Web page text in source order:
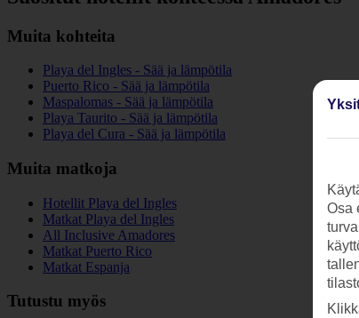
Muita kohteita
Playa del Ingles - Sää ja lämpötila
Puerto Rico - Sää ja lämpötila
Maspalomas - Sää ja lämpötila
Playa Taurito - Sää ja lämpötila
Playa del Cura - Sää ja lämpötila
Muita matkoja
Hotellit Playa del Ingles
Matkat Playa del Ingles
All Inclusive Amadores
Matkat Puerto Rico
Matkat Espanja
Tutustu myös
Osa